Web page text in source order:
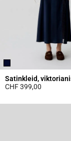
CHF 399,00